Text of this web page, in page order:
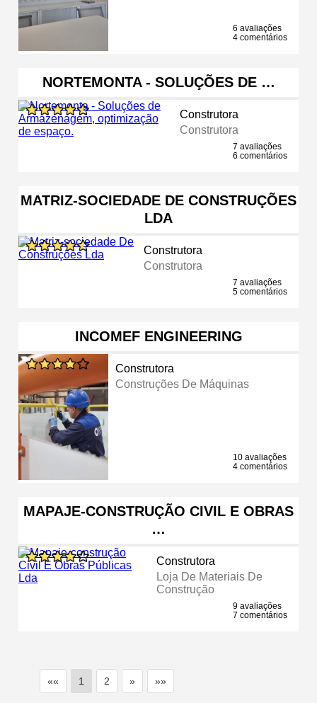
6 avaliações
4 comentários
NORTEMONTA - SOLUÇÕES DE …
Construtora
Construtora
7 avaliações
6 comentários
MATRIZ-SOCIEDADE DE CONSTRUÇÕES
LDA
Construtora
Construtora
7 avaliações
5 comentários
INCOMEF ENGINEERING
Construtora
Construções De Máquinas
10 avaliações
4 comentários
MAPAJE-CONSTRUÇÃO CIVIL E OBRAS
…
Construtora
Loja De Materiais De
Construção
9 avaliações
7 comentários
«« 1 2 » »»